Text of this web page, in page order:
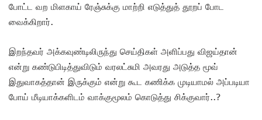
போட்ட வற மிளகாய் ரேஞ்சுக்கு மாற்றி எடுத்துத் தூறப் போட
வைக்கிறார்.
இறந்தவர் அக்கவுண்டிலிருந்து செய்திகள் அளிப்பது விஜய்தான்
என்று கண்டுபிடித்துவிடும் வரலட்சுமி அவரது அடுத்த மூவ்
இதுவாகத்தான் இருக்கும் என்று கூட கணிக்க முடியாமல் அப்படியா
போய் மீடியாக்களிடம் வாக்குமூலம் கொடுத்து சிக்குவார்..?